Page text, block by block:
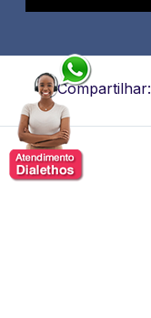
Compartilhar: